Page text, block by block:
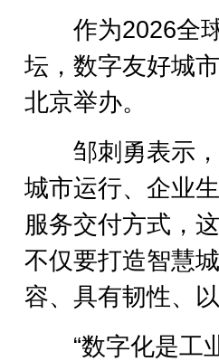
作为2026全球
坛，数字友好城
北京举办。
邹刺勇表示，
城市运行、企业
服务交付方式，
不仅要打造智慧
容、具有韧性、
“数字化是工